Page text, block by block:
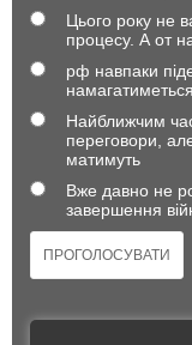
Цього року не
процесу. А от
рф навпаки
Найближчим
переговори,
матимуть
Вже давно не
завершення